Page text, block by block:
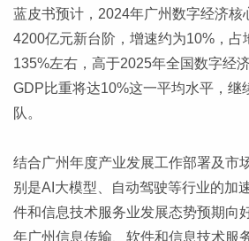
蓝皮书预计，2024年广州数字经济核
4200亿元新台阶，增速约为10%，占
135%左右，高于2025年全国数字经
GDP比重将达10%这一平均水平，继
队。
结合广州年度产业发展工作部署及市
别是AI大模型、自动驾驶等行业的加
件和信息技术服务业发展态势预期向
年广州信息传输、软件和信息技术服